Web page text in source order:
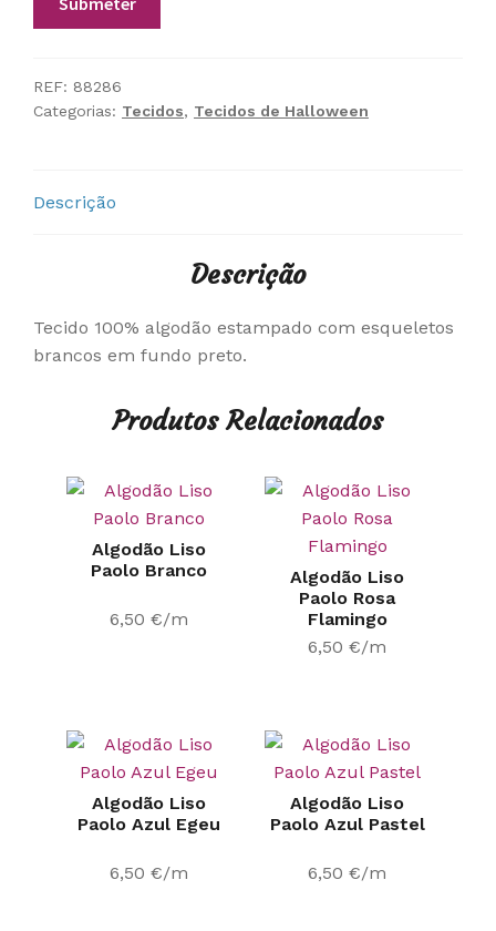
REF: 88286
Categorias: Tecidos, Tecidos de Halloween
Descrição
Descrição
Tecido 100% algodão estampado com esqueletos
brancos em fundo preto.
Produtos Relacionados
Algodão Liso
Paolo Branco
6,50 €/m
Algodão Liso
Paolo Rosa
Flamingo
6,50 €/m
Algodão Liso
Paolo Azul Egeu
6,50 €/m
Algodão Liso
Paolo Azul Pastel
6,50 €/m